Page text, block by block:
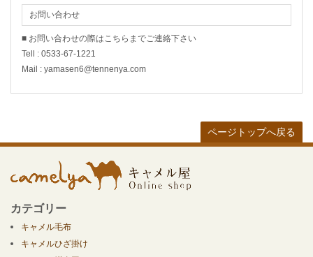
お問い合わせ
■ お問い合わせの際はこちらまでご連絡下さい
Tell : 0533-67-1221
Mail : yamasen6@tennenya.com
ページトップへ戻る
カテゴリー
キャメル毛布
キャメルひざ掛け